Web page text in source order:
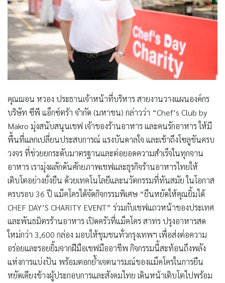
คุณฌอน หวอง ประธานเจ้าหน้าที่บริหาร สายงานวางแผนองค์กร
บริษัท ซีพี แอ็กซ์ตร้า จำกัด (มหาชน) กล่าวว่า “Chef’s Club by
Makro มุ่งสนับสนุนเชฟ เจ้าของร้านอาหาร และคนรักอาหาร ให้มี
พื้นที่แลกเปลี่ยนประสบการณ์ แรงบันดาลใจ และเข้าถึงโซลูชันครบ
วงจร ที่ช่วยยกระดับมาตรฐานและต่อยอดความสำเร็จในทุกจาน
อาหาร เรามุ่งผลักดันศักยภาพเชฟและธุรกิจร้านอาหารไทยให้
เติบโตอย่างยั่งยืน ด้วยเทคโนโลยีและนวัตกรรมที่ทันสมัย ในโอกาส
ครบรอบ 36 ปี แม็คโครได้จัดกิจกรรมพิเศษ “ยืนหยัดให้คุณยิ้มได้
CHEF DAY’S CHARITY EVENT” ร่วมกับเชฟแถวหน้าของประเทศ
และพันธมิตรร้านอาหาร เปิดครัวที่แม็คโคร สาทร ปรุงอาหารสด
ใหม่กว่า 3,600 กล่อง มอบให้ชุมชนทั่วกรุงเทพฯ เพื่อส่งต่อความ
อร่อยและรอยยิ้มจากฝีมือเชฟมืออาชีพ กิจกรรมนี้สะท้อนถึงพลัง
แห่งการแบ่งปัน พร้อมตอกย้ำเจตนารมณ์ของแม็คโครในการยืน
หยัดเคียงข้างผู้ประกอบการและสังคมไทย เดินหน้าเติบโตไปพร้อม